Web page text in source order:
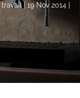
travail| 19 Nov 2014|